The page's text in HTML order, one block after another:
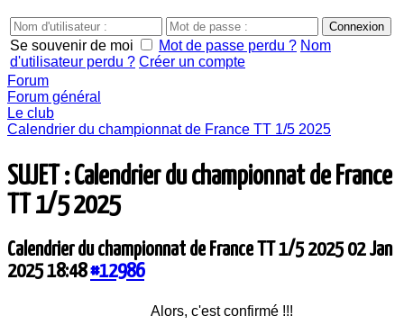
Se souvenir de moi Mot de passe perdu ? Nom
d'utilisateur perdu ? Créer un compte
Forum
Forum général
Le club
Calendrier du championnat de France TT 1/5 2025
SUJET : Calendrier du championnat de France
TT 1/5 2025
Calendrier du championnat de France TT 1/5 2025 02 Jan
2025 18:48#12986
Alors, c'est confirmé !!!